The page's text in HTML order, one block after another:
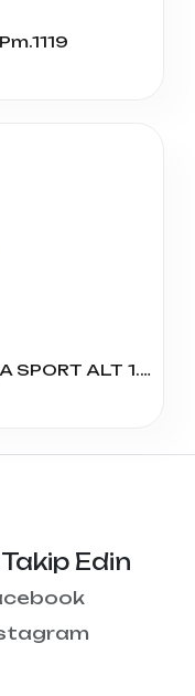
4108 ERK BATTAL DÜZ PAÇA SPORT ALT 1.2.3.4.5
Edin